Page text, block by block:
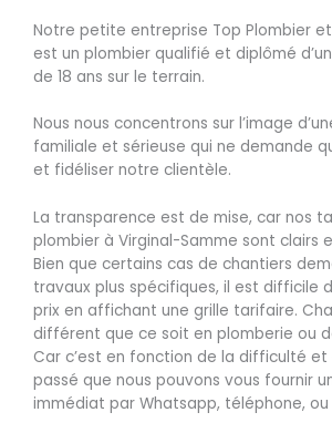
Notre petite entreprise Top Plombier
est un plombier qualifié et diplômé
de 18 ans sur le terrain.
Nous nous concentrons sur l’image
familiale et sérieuse qui ne demande
et fidéliser notre clientèle.
La transparence est de mise, car nos
plombier à Virginal-Samme sont clairs
Bien que certains cas de chantiers
travaux plus spécifiques, il est difficile
prix en affichant une grille tarifaire.
différent que ce soit en plomberie ou
Car c’est en fonction de la difficulté
passé que nous pouvons vous fournir
immédiat par Whatsapp, téléphone, ou